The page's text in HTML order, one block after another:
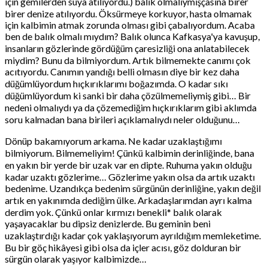
birer denize atılıyordu. Öksürmeye korkuyor, hasta olmamak
için kalbimin atmak zorunda olması gibi çabalıyordum. Acaba
ben de balık olmalı mıydım? Balık olunca Kafkasya'ya kavuşup,
insanların gözlerinde gördüğüm çaresizliği ona anlatabilecek
miydim? Bunu da bilmiyordum. Artık bilmemekte canımı çok
acıtıyordu. Canımın yandığı belli olmasın diye bir kez daha
düğümlüyordum hıçkırıklarımı boğazımda. O kadar sıkı
düğümlüyordum ki sanki bir daha çözülmemeliymiş gibi… Bir
nedeni olmalıydı ya da çözemediğim hıçkırıklarım gibi aklımda
soru kalmadan bana birileri açıklamalıydı neler olduğunu…
Dönüp bakamıyorum arkama. Ne kadar uzaklaştığımı
bilmiyorum. Bilmemeliyim! Çünkü kalbimin derinliğinde, bana
en yakın bir yerde bir uzak var en dipte. Ruhuma yakın olduğu
kadar uzaktı gözlerime… Gözlerime yakın olsa da artık uzaktı
bedenime. Uzandıkça bedenim sürgünün derinliğine, yakın değil
artık en yakınımda dediğim ülke. Arkadaşlarımdan ayrı kalma
derdim yok. Çünkü onlar kırmızı benekli* balık olarak
yaşayacaklar bu dipsiz denizlerde. Bu geminin beni
uzaklaştırdığı kadar çok yaklaşıyorum ayrıldığım memleketime.
Bu bir göç hikâyesi gibi olsa da içler acısı, göz dolduran bir
sürgün olarak yaşıyor kalbimizde…